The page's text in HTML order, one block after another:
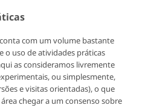
com um volume bastante
o uso de atividades práticas
as consideramos livremente
ou simplesmente,
e visitas orientadas), o que
chegar a um consenso sobre